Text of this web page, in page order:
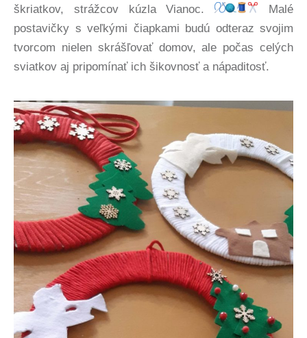
škriatkov, strážcov kúzla Vianoc.
Malé
postavičky s veľkými čiapkami budú odteraz svojim
tvorcom nielen skrášľovať domov, ale počas celých
sviatkov aj pripomínať ich šikovnosť a nápaditosť.